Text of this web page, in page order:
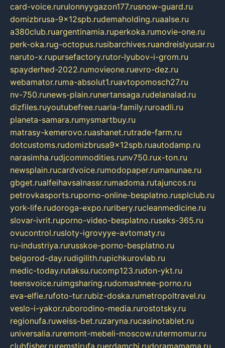
card-voice.rurulonnyygazon177.rusnow-guard.ru
domizbrusa-9x12spb.rudemaholding.ruaalse.ru
a380club.ruargentinamia.ruperkoka.rumovie-one.ru
perk-oka.rug-octopus.rusibarchives.ruandreislyusar.ru
naruto-x.rupursefactory.rutor-lyubov-i-grom.ru
spayderhed-2022.rumovieone.ruevro-dez.ru
webamator.ruma-absolut1.ruavtopomosch27.ru
nv-750.runews-plain.runertansaga.rudelanalad.ru
dizfiles.ruyoutubefree.ruaria-family.ruroadli.ru
planeta-samara.rumysmartbuy.ru
matrasy-kemerovo.ruashanet.rutrade-farm.ru
dotcustoms.rudomizbrusa9x12spb.ruautodamp.ru
narasimha.rudjcommodities.runv750.rux-ton.ru
newsplain.rucardvoice.rumodopaper.rumanunae.ru
gbget.rualfeihavsalnassr.rumadoma.rutajuncos.ru
petrovkasports.ruporno-online-besplatno.rusplclub.ru
york-life.rudoroga-expo.ruribery.rucleanmedicine.ru
slovar-ivrit.ruporno-video-besplatno.ruseks-365.ru
ovucontrol.rusloty-igrovyye-avtomaty.ru
ru-industriya.rurusskoe-porno-besplatno.ru
belgorod-day.rudigilith.rupichkurovlab.ru
medic-today.rutaksu.rucomp123.rudon-ykt.ru
teensvoice.ruimgsharing.rudomashnee-porno.ru
eva-elfie.rufoto-tur.rubiz-doska.rumetropoltravel.ru
veslo-i-yakor.ruborodino-media.rurostotsky.ru
regionufa.ruweiss-bet.ruzaryna.rucasinotablet.ru
universalia.ruremont-mebeli-moscow.rutermomur.ru